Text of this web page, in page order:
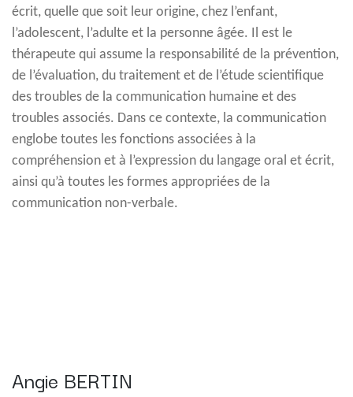
écrit, quelle que soit leur origine, chez l’enfant,
l’adolescent, l’adulte et la personne âgée. Il est le
thérapeute qui assume la responsabilité de la prévention,
de l’évaluation, du traitement et de l’étude scientifique
des troubles de la communication humaine et des
troubles associés. Dans ce contexte, la communication
englobe toutes les fonctions associées à la
compréhension et à l’expression du langage oral et écrit,
ainsi qu’à toutes les formes appropriées de la
communication non-verbale.
Angie BERTIN